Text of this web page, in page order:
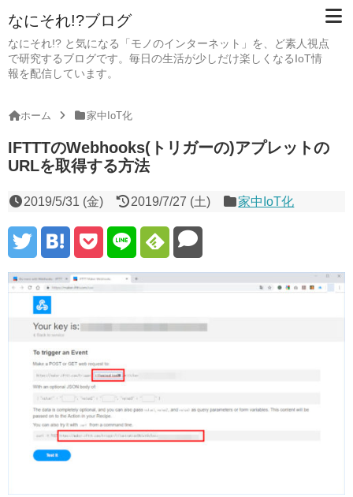
なにそれ!?ブログ
なにそれ!? と気になる「モノのインターネット」を、ど素人視点
で研究するブログです。毎日の生活が少しだけ楽しくなるIoT情
報を配信しています。
ホーム 家中IoT化
IFTTTのWebhooks(トリガーの)アプレットの
URLを取得する方法
2019/5/31 (金) 2019/7/27 (土) 家中IoT化